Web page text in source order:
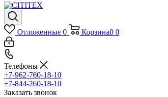
Отложенные 0 Корзина0 0
Телефоны
+7-962-760-18-10
+7-844-260-18-10
Заказать звонок